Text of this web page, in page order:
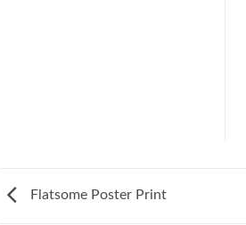
Flatsome Poster Print